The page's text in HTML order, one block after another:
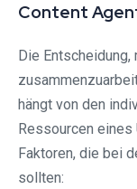
Content
Die
hängt von den
Ressourcen eines
Faktoren, die bei
sollten: